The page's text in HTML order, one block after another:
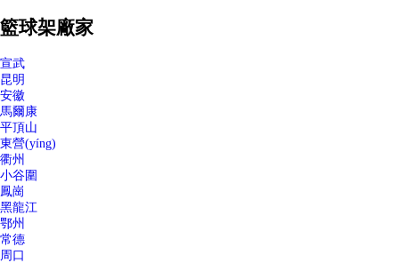
籃球架廠家
宣武
昆明
安徽
馬爾康
平頂山
東營(yíng)
衢州
小谷圍
鳳崗
黑龍江
鄂州
常德
周口